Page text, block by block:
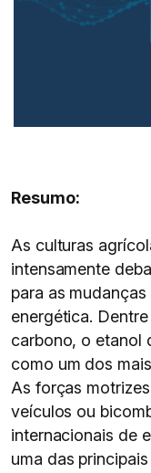
Resumo:
As culturas
intensamente
para as
energética.
carbono, o etanol
como um dos
As forças
veículos ou
internacionais de
uma das